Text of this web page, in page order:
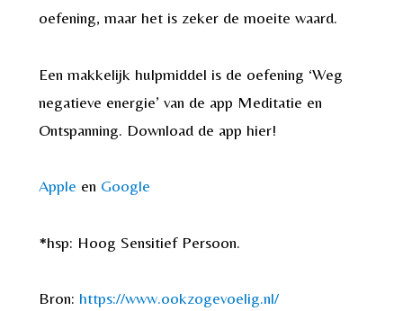
oefening, maar het is zeker de moeite waard.
Een makkelijk hulpmiddel is de oefening ‘Weg
negatieve energie’ van de app Meditatie en
Ontspanning. Download de app hier!
Apple en Google
*hsp: Hoog Sensitief Persoon.
Bron: https://www.ookzogevoelig.nl/